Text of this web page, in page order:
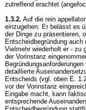
zutreffend erachtet
1.3.2. Auf die rein
einzugehen. Er belässt es
der Dinge zu präsentieren,
Entscheidbegründung
Vielmehr wiederholt er - zu
der Vorinstanz
detaillierte
Entscheids (vgl. oben E.
vor der Vorinstanz
Eingabe macht, kann
entsprechende